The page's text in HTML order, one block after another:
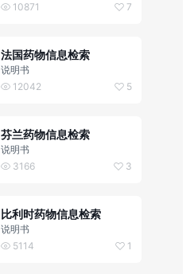
10871
7
法国药物信息检索
说明书
12042
5
芬兰药物信息检索
说明书
3166
3
比利时药物信息检索
说明书
5114
1